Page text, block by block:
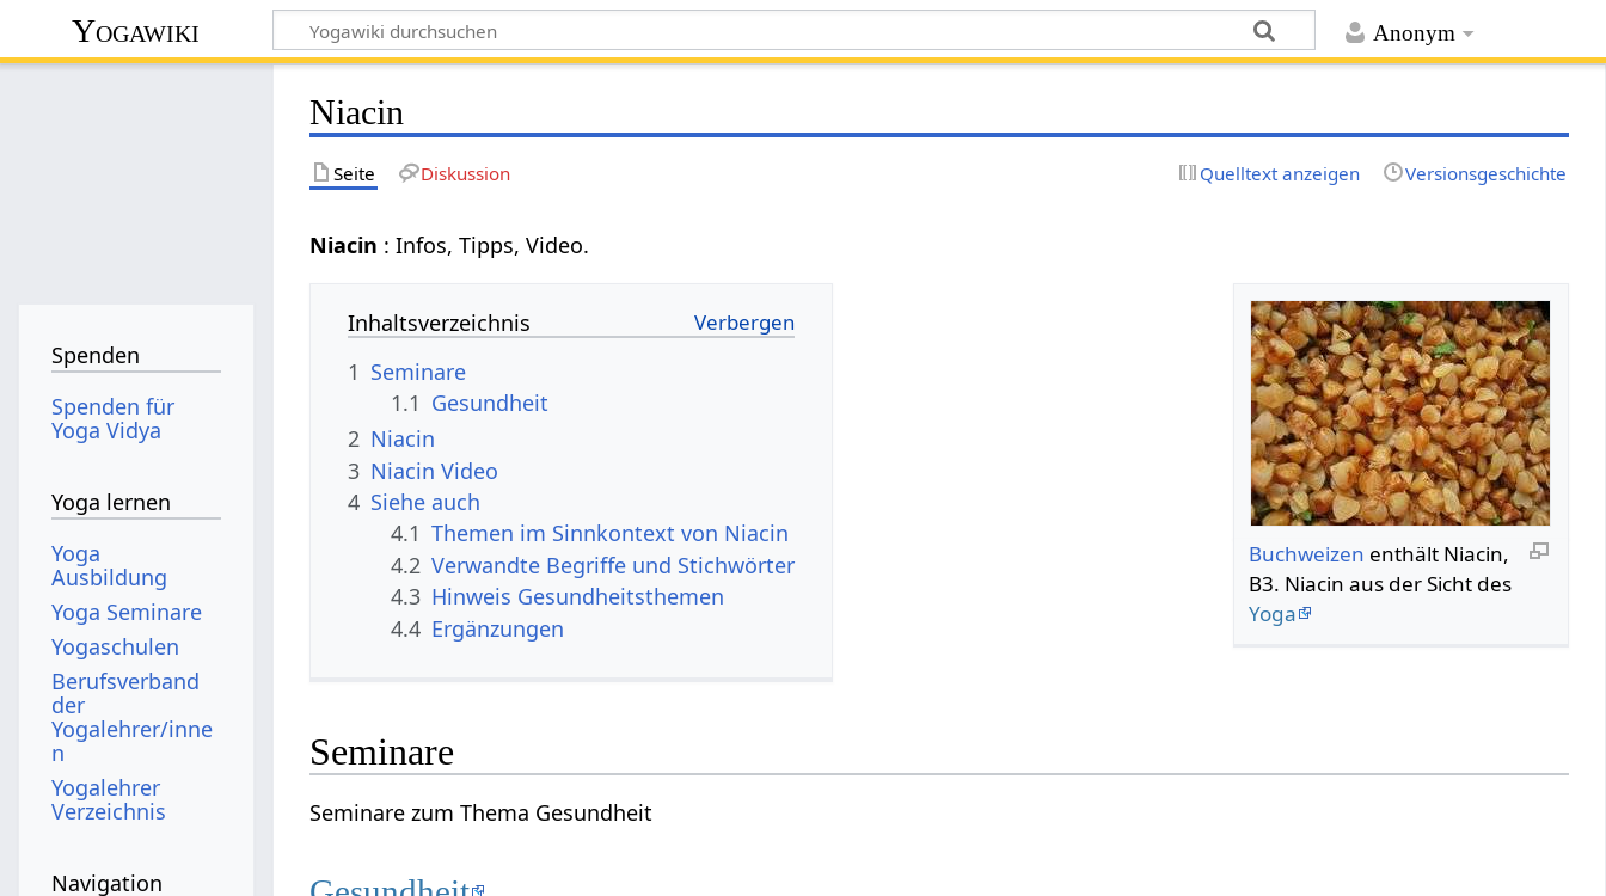
Anonym
Yogawiki
Niacin
Seite Diskussion Quelltext anzeigen Versionsgeschichte
Niacin : Infos, Tipps, Video.
Buchweizen enthält Niacin,
B3. Niacin aus der Sicht des
Yoga
Inhaltsverzeichnis
1 Seminare
1.1 Gesundheit
2 Niacin
3 Niacin Video
4 Siehe auch
4.1 Themen im Sinnkontext von Niacin
4.2 Verwandte Begriffe und Stichwörter
4.3 Hinweis Gesundheitsthemen
4.4 Ergänzungen
Seminare
Seminare zum Thema Gesundheit
Spenden
Spenden für
Yoga Vidya
Yoga lernen
Yoga
Ausbildung
Yoga Seminare
Yogaschulen
Berufsverband
der
Yogalehrer/inne
n
Yogalehrer
Verzeichnis
Navigation